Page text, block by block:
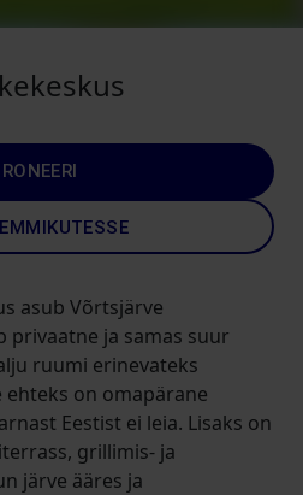
asub Võrtsjärve
privaatne ja samas suur
ruumi erinevateks
on omapärane
Eestist ei leia. Lisaks on
grillimis- ja
järve ääres ja